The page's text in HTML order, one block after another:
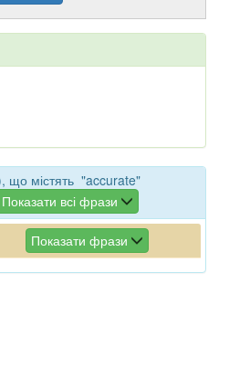
що містять "accurate"
Показати всі фрази
Показати фрази